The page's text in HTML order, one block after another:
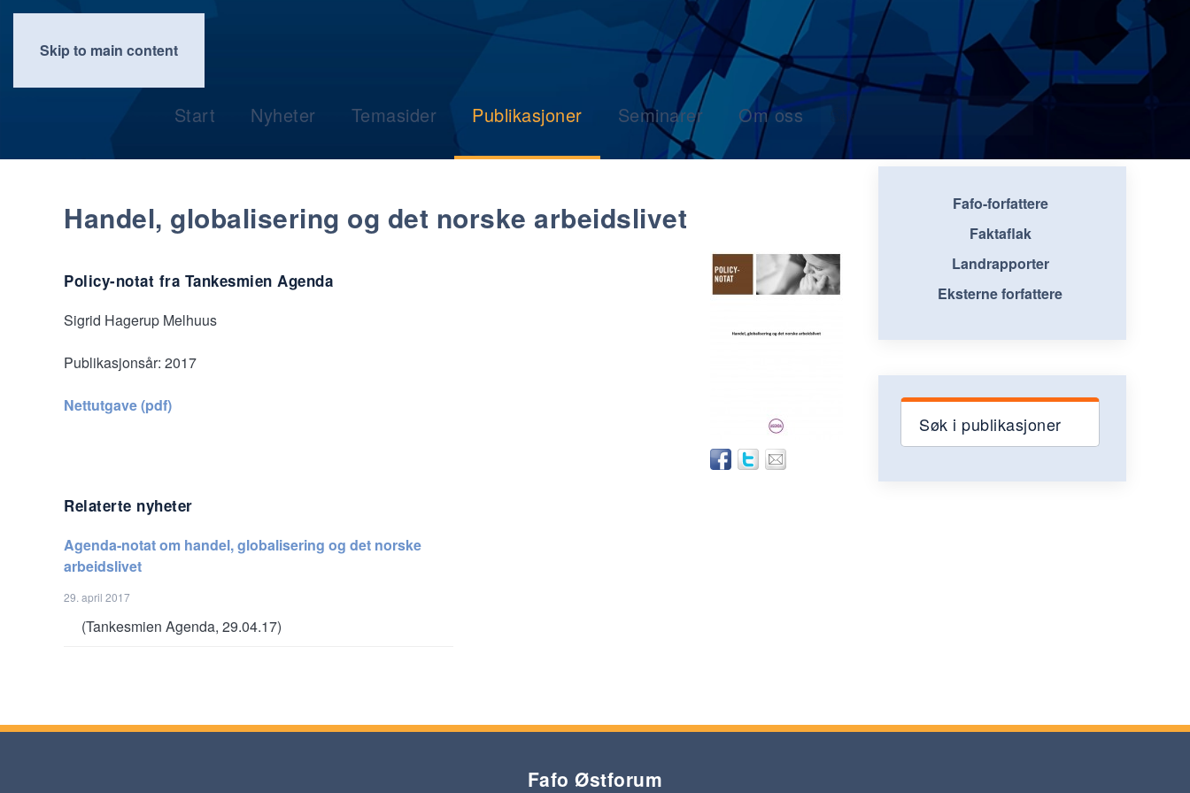
Skip to main content
Start Nyheter Temasider Publikasjoner Seminarer Om oss
Handel, globalisering og det norske arbeidslivet
Policy-notat fra Tankesmien Agenda
Sigrid Hagerup Melhuus
Publikasjonsår: 2017
Nettutgave (pdf)
Relaterte nyheter
Agenda-notat om handel, globalisering og det norske
arbeidslivet
29. april 2017
(Tankesmien Agenda, 29.04.17)
Fafo-forfattere
Faktaflak
Landrapporter
Eksterne forfattere
Søk i publikasjoner
Fafo Østforum